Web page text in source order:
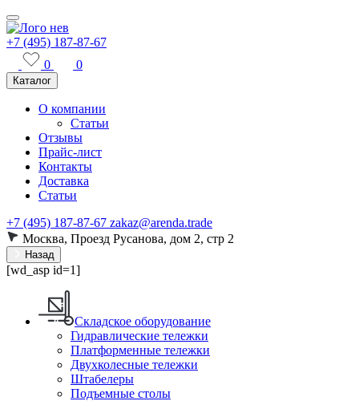
+7 (495) 187-87-67
0
0
Каталог
О компании
Статьи
Отзывы
Прайс-лист
Контакты
Доставка
Статьи
+7 (495) 187-87-67 zakaz@arenda.trade
Москва, Проезд Русанова, дом 2, стр 2
Назад
[wd_asp id=1]
Складское оборудование
Гидравлические тележки
Платформенные тележки
Двухколесные тележки
Штабелеры
Подъемные столы